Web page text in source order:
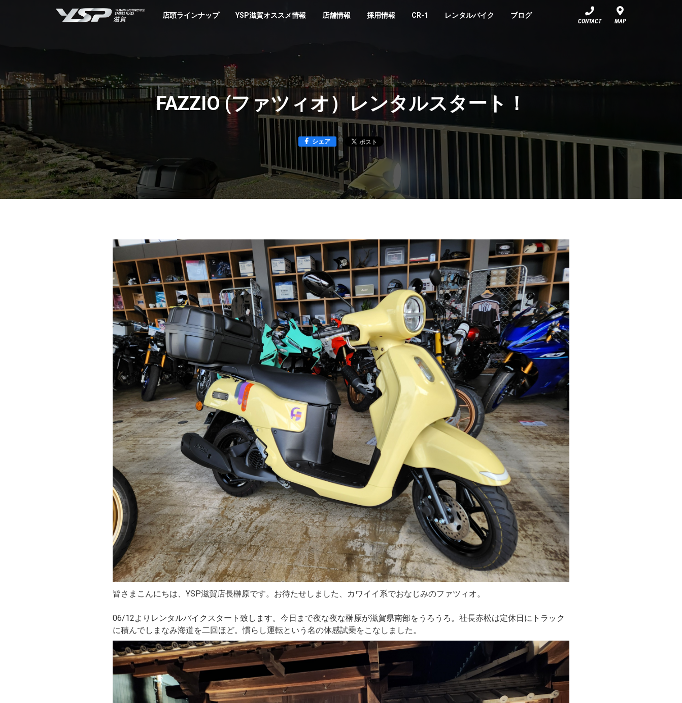
YSP滋賀店頭ラインナップ YSP滋賀オススメ情報 店舗情報 採用情報 CR-1 レンタルバイク ブログ
CONTACT MAP
FAZZIO (ファツィオ）レンタルスタート！
シェア
皆さまこんにちは、YSP滋賀店長榊原です。お待たせしました、カワイイ系でおなじみのファツィオ。
06/12よりレンタルバイクスタート致します。今日まで夜な夜な榊原が滋賀県南部をうろうろ。社長赤松は定休日にトラック
に積んでしまなみ海道を二回ほど。慣らし運転という名の体感試乗をこなしました。